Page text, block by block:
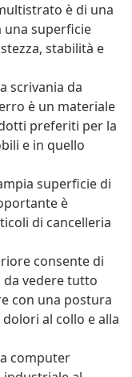
è di una
una superficie
stabilità e
scrivania da
è un materiale
preferiti per la
e in quello
superficie di
è
di cancelleria
consente di
vedere tutto
con una postura
al collo e alla
computer